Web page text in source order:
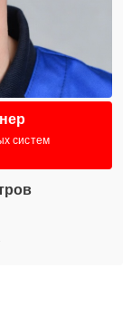
систем